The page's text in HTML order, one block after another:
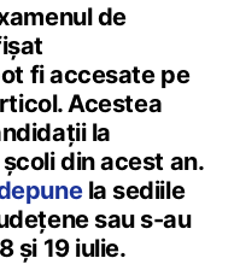
de
fi accesate pe
Acestea
la
din acest an.
la sediile
sau s-au
și 19 iulie.